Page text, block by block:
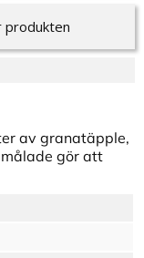
produkten
av granatäpple,
gör att